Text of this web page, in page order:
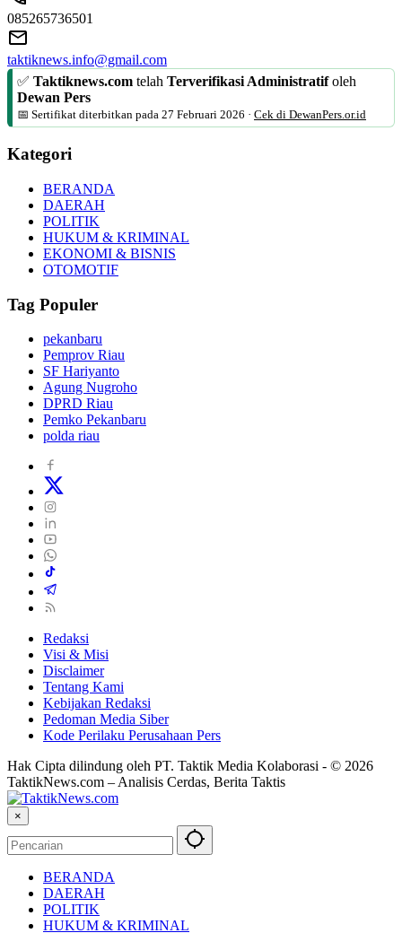
085265736501
taktiknews.info@gmail.com
✅ Taktiknews.com telah Terverifikasi Administratifoleh
Dewan Pers
📅 Sertifikat diterbitkan pada 27 Februari 2026 · Cek di DewanPers.or.id
Kategori
BERANDA
DAERAH
POLITIK
HUKUM & KRIMINAL
EKONOMI & BISNIS
OTOMOTIF
Tag Populer
pekanbaru
Pemprov Riau
SF Hariyanto
Agung Nugroho
DPRD Riau
Pemko Pekanbaru
polda riau
Redaksi
Visi & Misi
Disclaimer
Tentang Kami
Kebijakan Redaksi
Pedoman Media Siber
Kode Perilaku Perusahaan Pers
Hak Cipta dilindung oleh PT. Taktik Media Kolaborasi - © 2026
TaktikNews.com – Analisis Cerdas, Berita Taktis
×
BERANDA
DAERAH
POLITIK
HUKUM & KRIMINAL